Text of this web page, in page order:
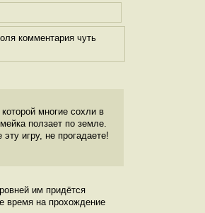
комментария чуть
многие сохли в
ползает по земле.
игру, не прогадаете!
им придётся
время на прохождение